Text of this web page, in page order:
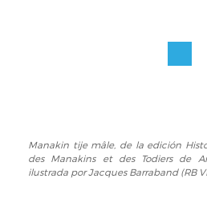
des
Todiers
Manakin
tije
Manakin tije mâle, de la edición
des Manakins et des Todiers de
ilustrada por Jacques Barraband (RB